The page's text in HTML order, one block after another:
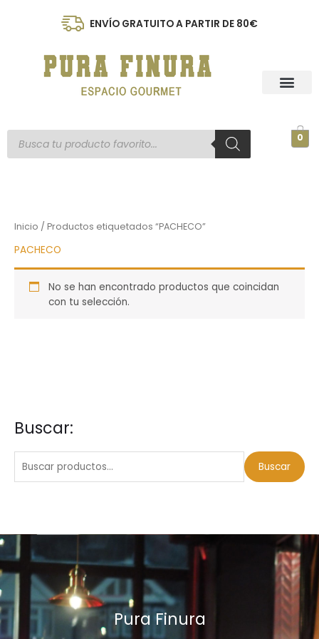
ENVÍO GRATUITO A PARTIR DE 80€
Búsqueda
de
productos
0
Buscar:
B
c
o
r
:
Buscar
Inicio / Productos etiquetados “PACHECO”
PACHECO
No se han encontrado productos que coincidan
con tu selección.
Pura Finura